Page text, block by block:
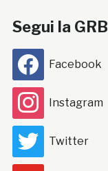
Segui la GRB
Facebook
Instagram
Twitter